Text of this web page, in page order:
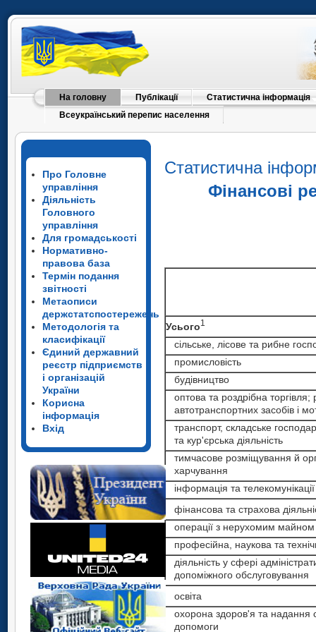
На головну Публікації
Статистична інформація
Всеукраїнський перепис населення
Про Головне
управління
Діяльність
Головного
управління
Для громадськості
Нормативно-
правова база
Термін подання
звітності
Метаописи
держстатспостережень
Методологія та
класифікації
Єдиний державний
реєстр підприємств
і організацій
України
Корисна
інформація
Вхід
Статистична
Фінансові
Усього1
сільське, лісове та рибне
промисловість
будівництво
оптова та роздрібна торгівля;
автотранспортних засобів і
транспорт, складське
та кур'єрська діяльність
тимчасове розміщування й
харчування
інформація та телекомунікації
фінансова та страхова
операції з нерухомим майном
професійна, наукова та
діяльність у сфері
допоміжного обслуговування
освіта
охорона здоров'я та надання
допомоги
Усього1
сільське, лісове та рибне
промисловість
будівництво
оптова та роздрібна
автотранспортних засобів і
транспорт, складське
та кур'єрська діяльність
тимчасове розміщування й
харчування
інформація та
фінансова та страхова
операції з нерухомим
професійна, наукова та
діяльність у сфері
допоміжного обслуговування
освіта
сільське, лісове та рибне
промисловість
будівництво
тимчасове розміщування й
харчування
інформація та
фінансова та страхова
операції з нерухомим
професійна, наукова та
діяльність у сфері
допоміжного обслуговування
освіта
охорона здоров'я та надання
допомоги